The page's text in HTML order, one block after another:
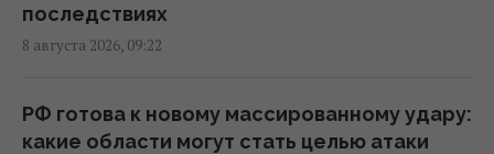
Россияне в очередной раз атаковали Киев:
возникли масштабные пожары, есть
08:09 суббота, 08 августа 2026
последствиях
8 августа 2026, 09:22
РФ готова к новому массированному удару:
какие области могут стать целью атаки